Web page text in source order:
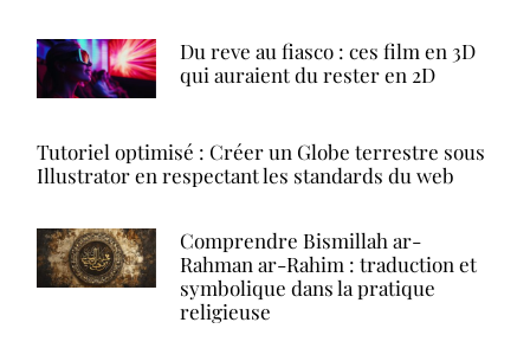
Du reve au fiasco : ces film en 3D
qui auraient du rester en 2D
Tutoriel optimisé : Créer un Globe terrestre sous
Illustrator en respectant les standards du web
Comprendre Bismillah ar-
Rahman ar-Rahim : traduction et
symbolique dans la pratique
religieuse